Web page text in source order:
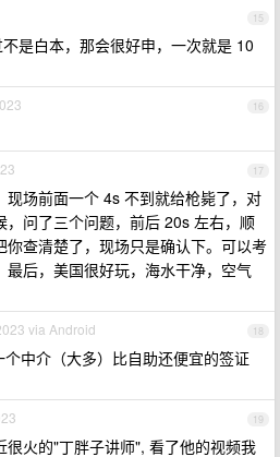
15
是白本，那会很好申，一次就是 10
16
17
现场前面一个 4s 不到就给枪毙了，对
，问了三个问题，前后 20s 左右，顺
你查清楚了，现场只是确认下。可以考
最后，美国很好玩，海水干净，空气
18
via Android
中介（大多）比自助还便宜的签证
19
很火的"丁胖子讲师", 看了他的视频我